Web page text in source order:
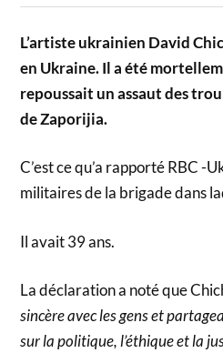
L’artiste ukrainien David
en Ukraine. Il a été
repoussait un assaut des
de Zaporijia.
C’est ce qu’a rapporté RBC -
militaires de la brigade dans
Il avait 39 ans.
La déclaration a noté que
sincère avec les gens et
sur la politique, l’éthique et la